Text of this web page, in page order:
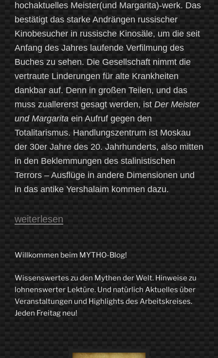
hochaktuelles Meister(und Margarita)-werk. Das
bestätigt das starke Andrängen russischer
Kinobesucher in russische Kinosäle, um die seit
Anfang des Jahres laufende Verfilmung des
Buches zu sehen. Die Gesellschaft nimmt die
vertraute Linderungen für alte Krankheiten
dankbar auf. Denn in großen Teilen, und das
muss zuallererst gesagt werden, ist Der Meister
und Margarita ein Aufruf gegen den
Totalitarismus. Handlungszentrum ist Moskau
der 30er Jahre des 20. Jahrhunderts, also mitten
in den Beklemmungen des stalinistischen
Terrors – Ausflüge in andere Dimensionen und
in das antike Yershalaim kommen dazu.
„Der
Blog
wieder
2.0“
weiterlesen
Willkommen beim MYTHO-Blog!
Wissenswertes zu den Mythen der Welt. Hinweise zu
lohnenswerter Lektüre. Und natürlich Aktuelles über
Veranstaltungen und Highlights des Arbeitskreises.
Jeden Freitag neu!